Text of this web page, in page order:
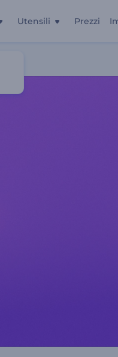
Utensili Prezzi